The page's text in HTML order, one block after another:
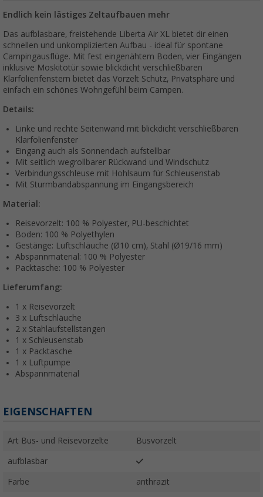
Endlich kein lästiges Zeltaufbauen mehr
Das aufblasbare, freistehende Liberta Air XL bietet dir einen
schnellen und unkomplizierten Aufbau - ideal für spontane
Campingausflüge. Mit fest eingenähtem Boden, vier Eingängen
inklusive Moskitotür sowie blickdicht verschließbaren
Klarfolienfenstern bietet das Vorzelt Schutz, Privatsphäre und
einfach ein schönes Wohngefühl beim Campen.
Details:
Linke und rechte Seitenwand mit blickdicht verschließbaren
Klarfolienfenster
Eingang auch als Sonnendach aufstellbar
Mit seitlich wegrollbarer Rückwand und Windschutz
Verbindungsschleuse mit Hohlsaum für Schleusenstab
Mit Sturmbandabspannung im Eingangsbereich
Material:
Reisevorzelt: 100 % Polyester, PU-beschichtet
Boden: 100 % Polyethylen
Gestänge: Luftschläuche (Ø10 cm), Stahl (Ø19/16 mm)
Abspannmaterial: 100 % Polyester
Packtasche: 100 % Polyester
Lieferumfang:
1 x Reisevorzelt
3 x Luftschläuche
2 x Stahlaufstellstangen
1 x Schleusenstab
1 x Packtasche
1 x Luftpumpe
Abspannmaterial
EIGENSCHAFTEN
Art Bus- und Reisevorzelte Busvorzelt
aufblasbar
Farbe anthrazit